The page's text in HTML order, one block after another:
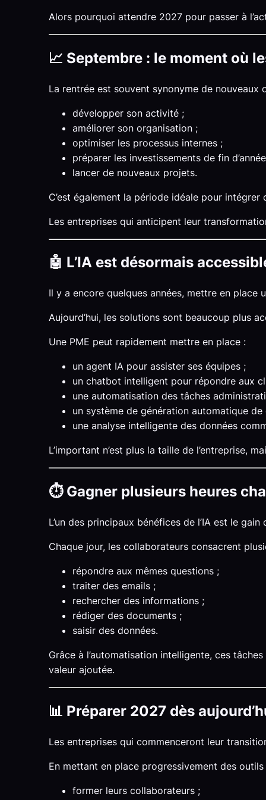
Alors pourquoi attendre 2027 pour passer à
📈 Septembre : le moment où
La rentrée est souvent synonyme de nouveaux
développer son activité ;
améliorer son organisation ;
optimiser les processus internes ;
préparer les investissements de fin
lancer de nouveaux projets.
C’est également la période idéale pour
Les entreprises qui anticipent leur
🤖 L’IA est désormais
Il y a encore quelques années, mettre en
Aujourd’hui, les solutions sont beaucoup plus
Une PME peut rapidement mettre en place :
un agent IA pour assister ses équipes ;
un chatbot intelligent pour répondre aux
une automatisation des tâches
un système de génération automatique de
une analyse intelligente des données
L’important n’est plus la taille de l’entreprise,
⏱️ Gagner plusieurs heures
L’un des principaux bénéfices de l’IA est le gain
Chaque jour, les collaborateurs consacrent
répondre aux mêmes questions ;
traiter des emails ;
rechercher des informations ;
rédiger des documents ;
saisir des données.
Grâce à l’automatisation intelligente, ces
valeur ajoutée.
📊 Préparer 2027 dès
Les entreprises qui commenceront leur
En mettant en place progressivement des
former leurs collaborateurs ;